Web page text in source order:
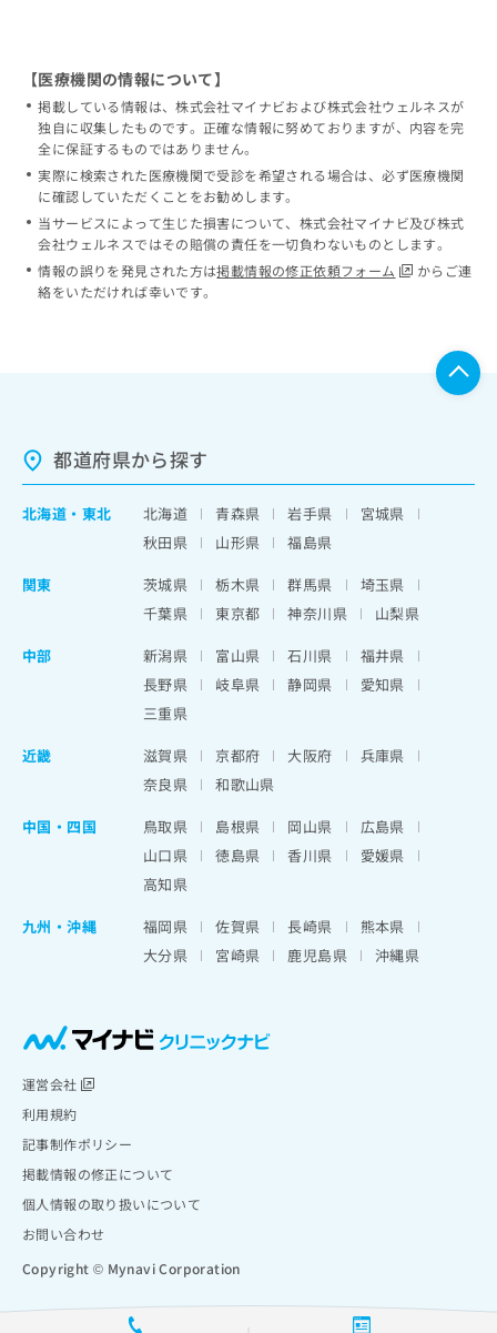
【医療機関の情報について】
掲載している情報は、株式会社マイナビおよび株式会社ウェルネスが
独自に収集したものです。正確な情報に努めておりますが、内容を完
全に保証するものではありません。
実際に検索された医療機関で受診を希望される場合は、必ず医療機関
に確認していただくことをお勧めします。
当サービスによって生じた損害について、株式会社マイナビ及び株式
会社ウェルネスではその賠償の責任を一切負わないものとします。
情報の誤りを発見された方は掲載情報の修正依頼フォーム
からご連
絡をいただければ幸いです。
都道府県から探す
北海道 ・ 東北 北海道 青森県 岩手県
宮城県
秋田県
山形県
福島県
関東
茨城県 栃木県 群馬県
埼玉県
千葉県
東京都 神奈川県
山梨県
中部
新潟県 富山県 石川県
福井県
長野県
岐阜県 静岡県
愛知県
三重県
近畿
滋賀県 京都府 大阪府
兵庫県
奈良県
和歌山県
中国・四国
鳥取県 島根県 岡山県
広島県
山口県
徳島県 香川県
愛媛県
高知県
九州・沖縄
福岡県 佐賀県 長崎県
熊本県
大分県
宮崎県 鹿児島県 沖縄県
運営会社
利用規約
記事制作ポリシー
掲載情報の修正について
個人情報の取り扱いについて
お問い合わせ
Copyright © Mynavi Corporation